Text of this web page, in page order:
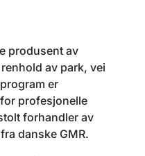
produsent av
av park, vei
er
profesjonelle
forhandler av
danske GMR.